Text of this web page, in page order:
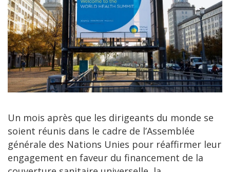
Un mois après que les dirigeants du monde se
soient réunis dans le cadre de l’Assemblée
générale des Nations Unies pour réaffirmer leur
engagement en faveur du financement de la